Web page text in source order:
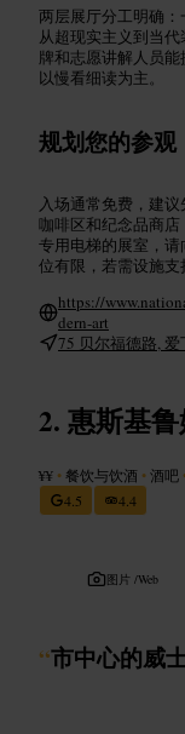
两层展厅分工明确
从超现实主义到当
牌和志愿讲解人员
以慢看细读为主。
规划您的参观
入场通常免费，建
咖啡区和纪念品商
专用电梯的展室，
位有限，若需设施支
https://
dern-art
75 贝尔福德路, 爱
惠斯基
¥¥ •餐饮与饮酒 •酒吧
4.5
4.4
图片 /Web
“市中心的威